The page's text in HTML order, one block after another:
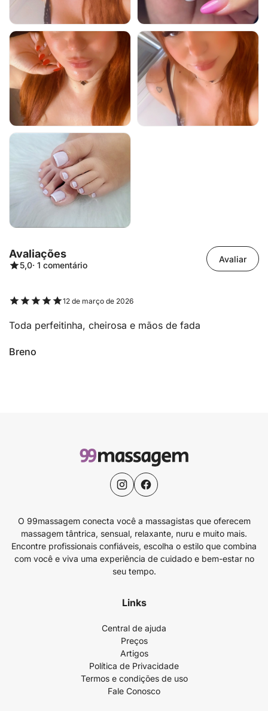
Avaliações
5,0· 1 comentário
Avaliar
12 de março de 2026
Toda perfeitinha, cheirosa e mãos de fada
Breno
O 99massagem conecta você a massagistas que oferecem
massagem tântrica, sensual, relaxante, nuru e muito mais.
Encontre profissionais confiáveis, escolha o estilo que combina
com você e viva uma experiência de cuidado e bem-estar no
seu tempo.
Links
Central de ajuda
Preços
Artigos
Política de Privacidade
Termos e condições de uso
Fale Conosco